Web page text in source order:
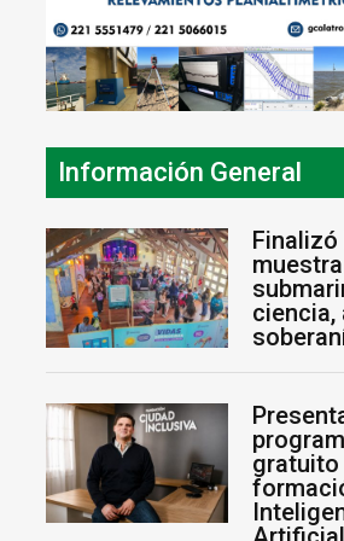
Información General
Finalizó
ciencia,
gratuito